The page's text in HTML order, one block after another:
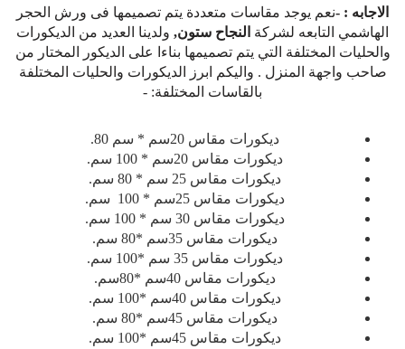
الاجابه : -نعم يوجد مقاسات متعددة يتم تصميمها فى ورش الحجر
الهاشمي التابعه لشركة النجاح ستون, ولدينا العديد من الديكورات
والحليات المختلفة التي يتم تصميمها بناءا على الديكور المختار من
صاحب واجهة المنزل . واليكم ابرز الديكورات والحليات المختلفة
بالقاسات المختلفة: -
ديكورات مقاس 20سم * سم 80.
ديكورات مقاس 20سم * 100 سم.
ديكورات مقاس 25 سم * 80 سم.
ديكورات مقاس 25سم * 100 سم.
ديكورات مقاس 30 سم * 100 سم.
ديكورات مقاس 35سم *80 سم.
ديكورات مقاس 35 سم *100 سم.
ديكورات مقاس 40سم *80سم.
ديكورات مقاس 40سم *100 سم.
ديكورات مقاس 45سم *80 سم.
ديكورات مقاس 45سم *100 سم.